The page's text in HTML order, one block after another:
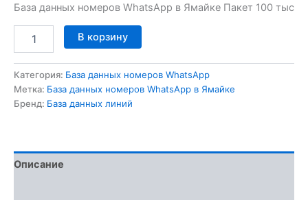
База данных номеров WhatsApp в Ямайке Пакет 100 тыс
В корзину
Категория: База данных номеров WhatsApp
Метка: База данных номеров WhatsApp в Ямайке
Бренд: База данных линий
Описание